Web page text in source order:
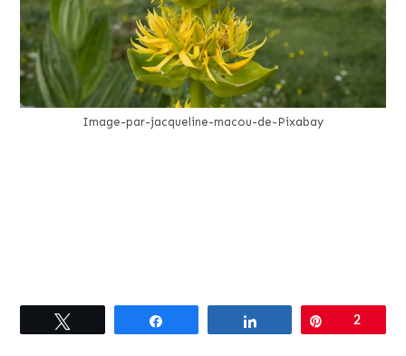
Image-par-jacqueline-macou-de-Pixabay
Partagez Épingle
2